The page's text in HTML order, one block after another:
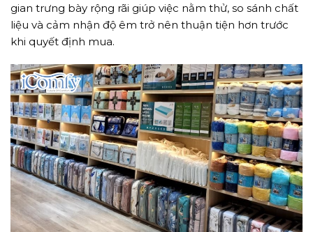
gian trưng bày rộng rãi giúp việc nằm thử, so sánh chất
liệu và cảm nhận độ êm trở nên thuận tiện hơn trước
khi quyết định mua.